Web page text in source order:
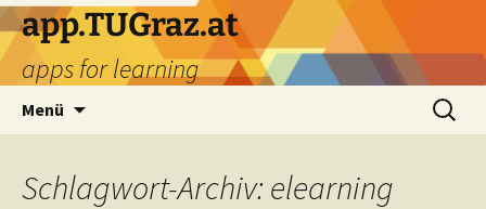
Zum
Inhalt
springen
app.TUGraz.at
apps for learning
Menü
Suchen
nach:
Schlagwort-Archiv: elearning